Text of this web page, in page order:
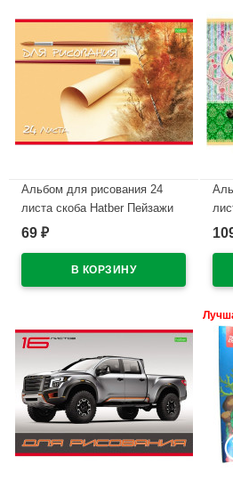
Альбом для рисования 24
листа скоба Hatber Пейзажи
ассорти арт 24А4С
69 ₽